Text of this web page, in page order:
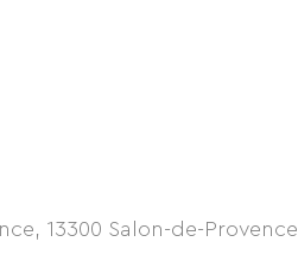
, 13300 Salon-de-Provence